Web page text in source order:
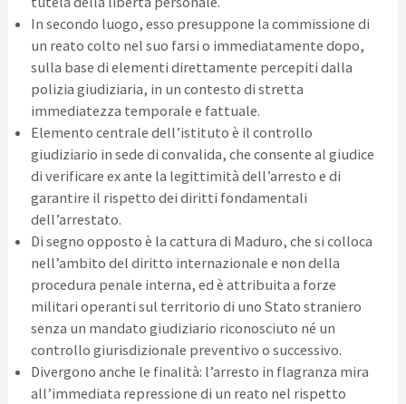
In secondo luogo, esso presuppone la commissione di
un reato colto nel suo farsi o immediatamente dopo,
sulla base di elementi direttamente percepiti dalla
polizia giudiziaria, in un contesto di stretta
immediatezza temporale e fattuale.
Elemento centrale dell’istituto è il controllo
giudiziario in sede di convalida, che consente al giudice
di verificare ex ante la legittimità dell’arresto e di
garantire il rispetto dei diritti fondamentali
dell’arrestato.
Di segno opposto è la cattura di Maduro, che si colloca
nell’ambito del diritto internazionale e non della
procedura penale interna, ed è attribuita a forze
militari operanti sul territorio di uno Stato straniero
senza un mandato giudiziario riconosciuto né un
controllo giurisdizionale preventivo o successivo.
Divergono anche le finalità: l’arresto in flagranza mira
all’immediata repressione di un reato nel rispetto